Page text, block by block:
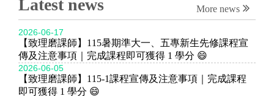
Latest news More news
2026-06-17
【致理磨課師】115暑期準大一、五專新生先修課程宣
傳及注意事項｜完成課程即可獲得 1 學分 😄
2026-06-05
【致理磨課師】115-1課程宣傳及注意事項｜完成課程
即可獲得 1 學分 😄